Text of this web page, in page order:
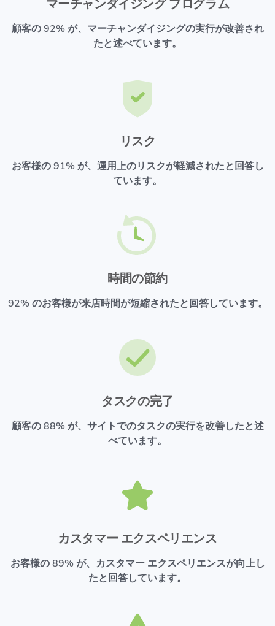
マーチャンダイジング プログラム
顧客の 92% が、マーチャンダイジングの実行が改善され
たと述べています。
リスク
お客様の 91% が、運用上のリスクが軽減されたと回答し
ています。
時間の節約
92% のお客様が来店時間が短縮されたと回答しています。
タスクの完了
顧客の 88% が、サイトでのタスクの実行を改善したと述
べています。
カスタマー エクスペリエンス
お客様の 89% が、カスタマー エクスペリエンスが向上し
たと回答しています。